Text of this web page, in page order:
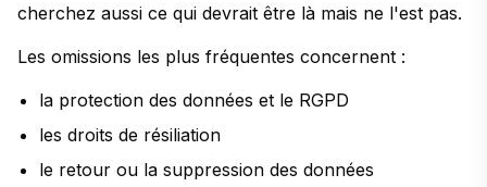
cherchez aussi ce qui devrait être là mais ne l'est pas.
Les omissions les plus fréquentes concernent :
la protection des données et le RGPD
les droits de résiliation
le retour ou la suppression des données